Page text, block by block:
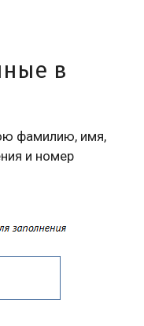
в
фамилию, имя,
и номер